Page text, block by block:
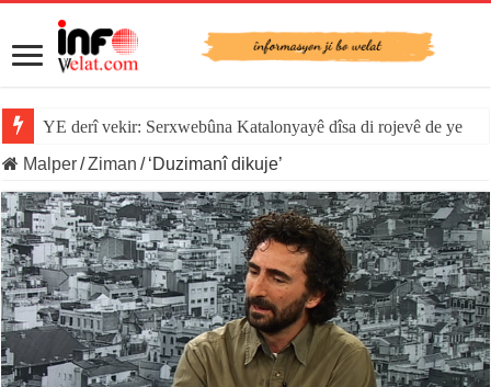
YE derî vekir: Serxwebûna Katalonyayê dîsa di rojevê de ye
Malper/Ziman / ‘Duzimanî dikuje’